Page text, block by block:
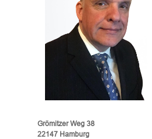
Grömitzer Weg 38
22147 Hamburg